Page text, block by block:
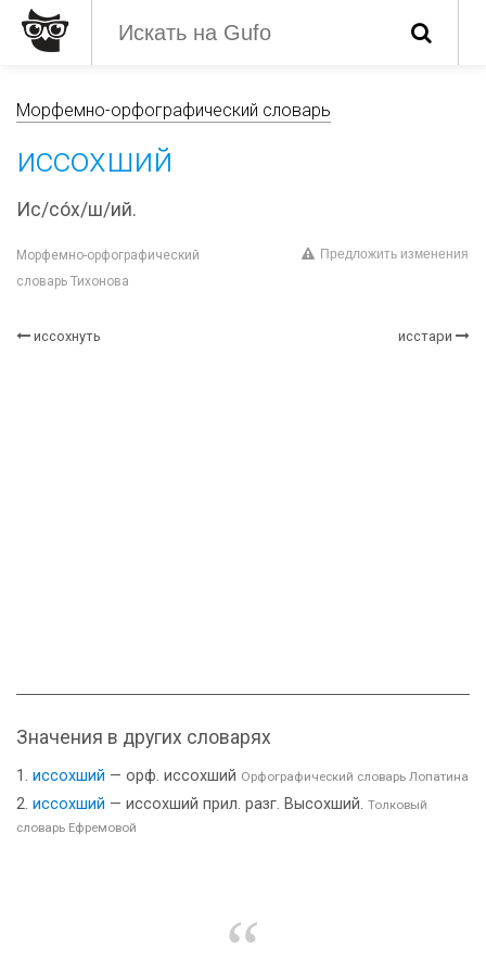
Морфемно-орфографический словарь
иссохший
Ис/со́х/ш/ий.
Морфемно-орфографический
словарь Тихонова
Предложить изменения
иссохнуть исстари
Значения в других словарях
иссохший — орф. иссохший Орфографический словарь Лопатина
иссохший — иссохший прил. разг. Высохший. Толковый
словарь Ефремовой